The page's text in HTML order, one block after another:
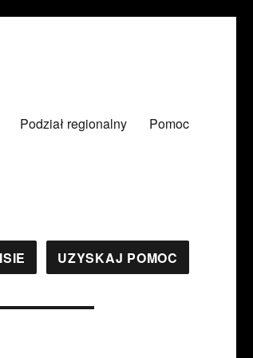
Podział regionalny Pomoc
UZYSKAJ POMOC